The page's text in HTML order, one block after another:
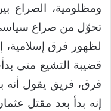
ومظلومية، الصراع
تحوّل من صراع
لظهور فرق إسلامية،
قضيبة التشيع متى
فرق، فريق يقول أنه